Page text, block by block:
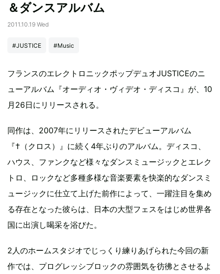
＆ダンスアルバム
2011.10.19 Wed
#JUSTICE #Music
フランスのエレクトロニックポップデュオJUSTICEのニ
ューアルバム『オーディオ・ヴィデオ・ディスコ』が、10
月26日にリリースされる。
同作は、2007年にリリースされたデビューアルバム
『†（クロス）』に続く4年ぶりのアルバム。ディスコ、
ハウス、ファンクなど様々なダンスミュージックとエレク
トロ、ロックなど多種多様な音楽要素を快楽的なダンスミ
ュージックに仕立て上げた前作によって、一躍注目を集め
る存在となった彼らは、日本の大型フェスをはじめ世界各
国に出演し喝采を浴びた。
2人のホームスタジオでじっくり練りあげられた今回の新
作では、プログレッシブロックの雰囲気を彷彿とさせるよ